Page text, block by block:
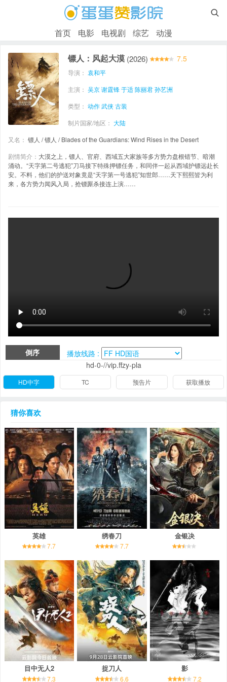

首页 电影 电视剧 综艺 动漫
镖人：风起大漠 (2026) 7.5
导演： 袁和平
主演： 吴京谢霆锋于适陈丽君孙艺洲
类型： 动作武侠古装
制片国家/地区： 大陆
又名： 镖人 / 镖人 / Blades of the Guardians: Wind Rises in the Desert
剧情简介： 大漠之上，镖人、官府、西域五大家族等多方势力盘根错节、暗潮
涌动。“天字第二号逃犯”刀马接下特殊押镖任务，和同伴一起从西域护镖远赴长
安。不料，他们的护送对象竟是“天字第一号逃犯”知世郎……天下熙熙皆为利
来，各方势力闻风入局，抢镖厮杀接连上演……
倒序
播放线路 :
hd-0-//vip.ffzy-pla
HD中字 TC 预告片 获取播放
猜你喜欢
英雄
7.7
绣春刀
7.7
金银决
目中无人2
7.3
捉刀人
6.6
影
7.2